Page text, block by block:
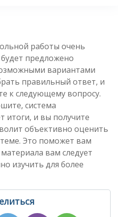
работы очень
предложено
вариантами
правильный ответ, и
к следующему вопросу.
система
итоги, и вы получите
объективно оценить
Это поможет вам
вам следует
изучить для более